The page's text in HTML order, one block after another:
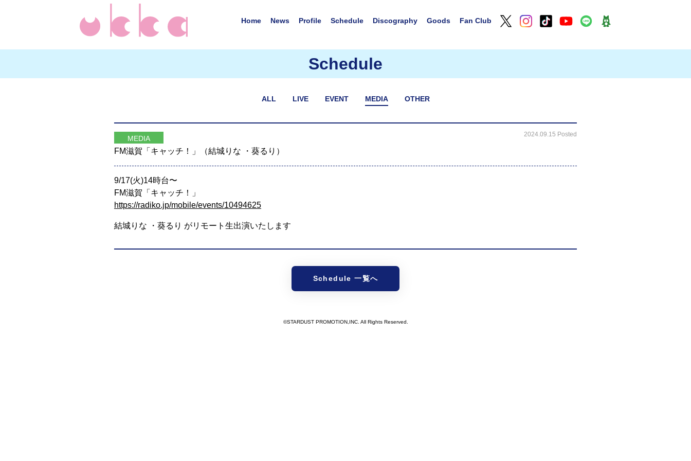
Home News Profile Schedule Discography Goods Fan Club
Schedule
ALL LIVE EVENT MEDIA OTHER
MEDIA
2024.09.15 Posted
FM滋賀「キャッチ！」（結城りな ・葵るり）
9/17(火)14時台〜
FM滋賀「キャッチ！」
https://radiko.jp/mobile/events/10494625
結城りな ・葵るり がリモート生出演いたします
Schedule 一覧へ
©STARDUST PROMOTION,INC. All Rights Reserved.